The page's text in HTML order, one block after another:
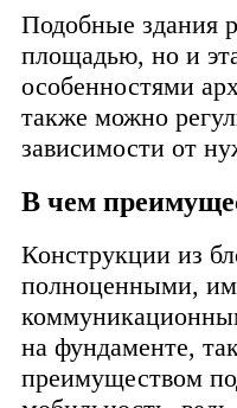
Подобные здания
площадью, но и
особенностями
также можно
зависимости от
В чем
Конструкции из
полноценными,
на фундаменте,
преимуществом